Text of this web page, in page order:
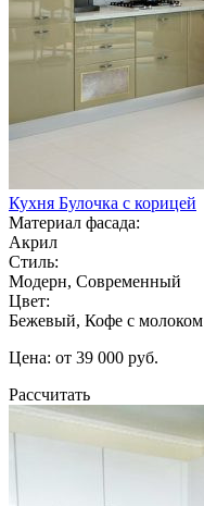
Кухня Булочка с корицей
Материал фасада:
Акрил
Стиль:
Модерн, Современный
Цвет:
Бежевый, Кофе с молоком
Цена: от 39 000 руб.
Рассчитать